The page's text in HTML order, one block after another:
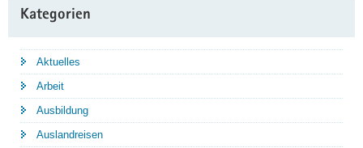
Kategorien
Aktuelles
Arbeit
Ausbildung
Auslandreisen